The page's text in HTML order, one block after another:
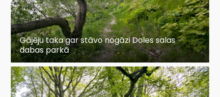
Gājēju taka gar stāvo nogāzi Doles salas
dabas parkā